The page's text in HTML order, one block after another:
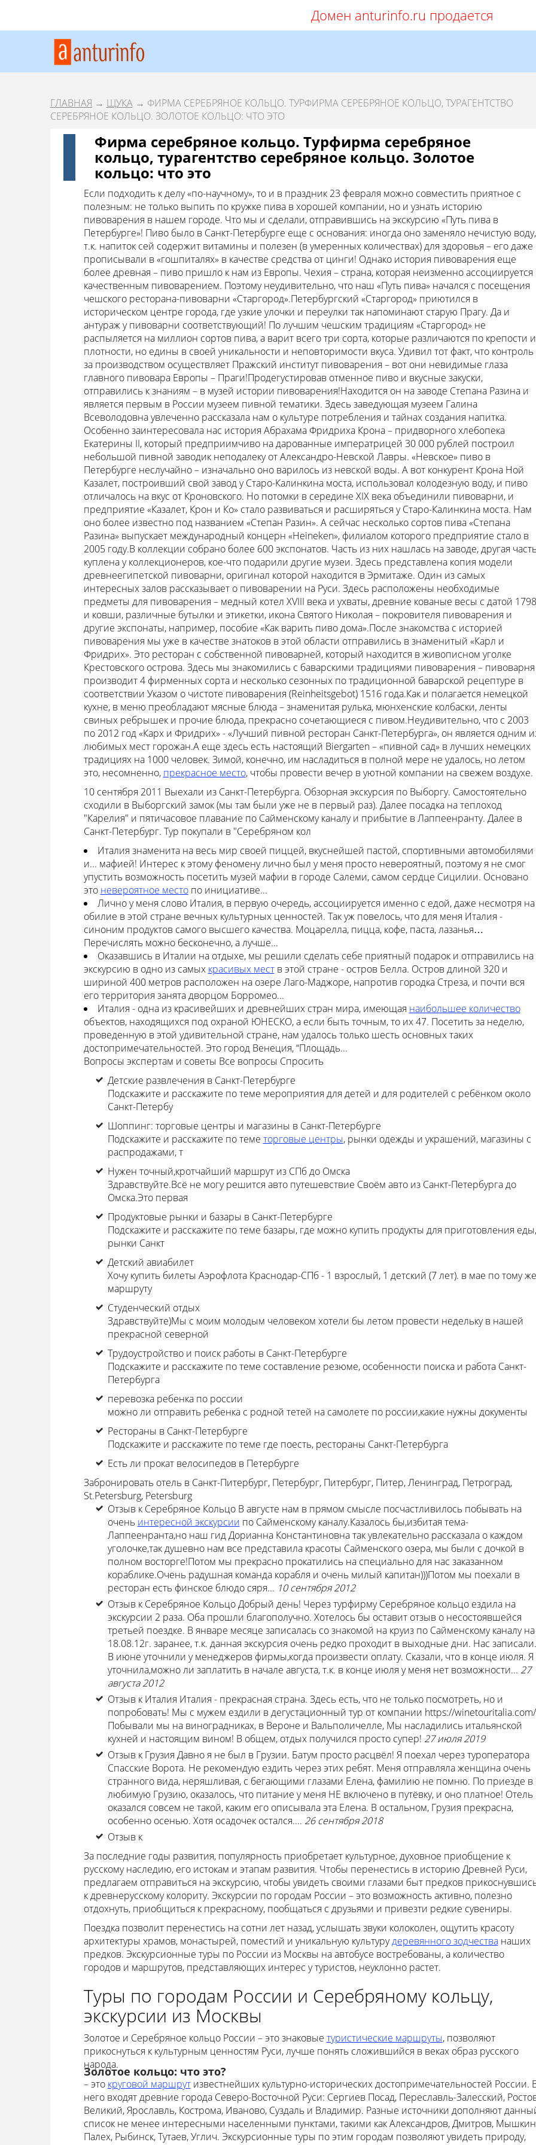
Домен anturinfo.ru продается
ГЛАВНАЯ → ЩУКА → ФИРМА СЕРЕБРЯНОЕ КОЛЬЦО. ТУРФИРМА СЕРЕБРЯНОЕ КОЛЬЦО, ТУРАГЕНТСТВО
СЕРЕБРЯНОЕ КОЛЬЦО. ЗОЛОТОЕ КОЛЬЦО: ЧТО ЭТО
Фирма серебряное кольцо. Турфирма серебряное
кольцо, турагентство серебряное кольцо. Золотое
кольцо: что это
Если подходить к делу «по-научному», то и в праздник 23 февраля можно совместить приятное с
полезным: не только выпить по кружке пива в хорошей компании, но и узнать историю
пивоварения в нашем городе. Что мы и сделали, отправившись на экскурсию «Путь пива в
Петербурге»! Пиво было в Санкт-Петербурге еще с основания: иногда оно заменяло нечистую воду,
т.к. напиток сей содержит витамины и полезен (в умеренных количествах) для здоровья – его даже
прописывали в «гошпиталях» в качестве средства от цинги! Однако история пивоварения еще
более древная – пиво пришло к нам из Европы. Чехия – страна, которая неизменно ассоциируется
качественным пивоварением. Поэтому неудивительно, что наш «Путь пива» начался с посещения
чешского ресторана-пивоварни «Старгород».Петербургский «Старгород» приютился в
историческом центре города, где узкие улочки и переулки так напоминают старую Прагу. Да и
антураж у пивоварни соответствующий! По лучшим чешским традициям «Старгород» не
распыляется на миллион сортов пива, а варит всего три сорта, которые различаются по крепости и
плотности, но едины в своей уникальности и неповторимости вкуса. Удивил тот факт, что контроль
за производством осуществляет Пражский институт пивоварения – вот они невидимые глаза
главного пивовара Европы – Праги!Продегустировав отменное пиво и вкусные закуски,
отправились к знаниям – в музей истории пивоварения!Находится он на заводе Степана Разина и
является первым в России музеем пивной тематики. Здесь заведующая музеем Галина
Всеволодовна увлеченно рассказала нам о культуре потребления и тайнах создания напитка.
Особенно заинтересовала нас история Абрахама Фридриха Крона – придворного хлебопека
Екатерины II, который предприимчиво на дарованные императрицей 30 000 рублей построил
небольшой пивной заводик неподалеку от Александро-Невской Лавры. «Невское» пиво в
Петербурге неслучайно – изначально оно варилось из невской воды. А вот конкурент Крона Ной
Казалет, построивший свой завод у Старо-Калинкина моста, использовал колодезную воду, и пиво
отличалось на вкус от Кроновского. Но потомки в середине XIX века объединили пивоварни, и
предприятие «Казалет, Крон и Ко» стало развиваться и расширяться у Старо-Калинкина моста. Нам
оно более известно под названием «Степан Разин». А сейчас несколько сортов пива «Степана
Разина» выпускает международный концерн «Heineken», филиалом которого предприятие стало в
2005 году.В коллекции собрано более 600 экспонатов. Часть из них нашлась на заводе, другая
куплена у коллекционеров, кое-что подарили другие музеи. Здесь представлена копия модели
древнеегипетской пивоварни, оригинал которой находится в Эрмитаже. Один из самых
интересных залов рассказывает о пивоварении на Руси. Здесь расположены необходимые
предметы для пивоварения – медный котел XVIII века и ухваты, древние кованые весы с датой 1798
и ковши, различные бутылки и этикетки, икона Святого Николая – покровителя пивоварения и
другие экспонаты, например, пособие «Как варить пиво дома».После знакомства с историей
пивоварения мы уже в качестве знатоков в этой области отправились в знаменитый «Карл и
Фридрих». Это ресторан с собственной пивоварней, который находится в живописном уголке
Крестовского острова. Здесь мы знакомились с баварскими традициями пивоварения – пивоварня
производит 4 фирменных сорта и несколько сезонных по традиционной баварской рецептуре в
соответствии Указом о чистоте пивоварения (Reinheitsgebot) 1516 года.Как и полагается немецкой
кухне, в меню преобладают мясные блюда – знаменитая рулька, мюнхенские колбаски, ленты
свиных ребрышек и прочие блюда, прекрасно сочетающиеся c пивом.Неудивительно, что с 2003
по 2012 год «Карх и Фридрих» - «Лучший пивной ресторан Санкт-Петербурга», он является одним
любимых мест горожан.А еще здесь есть настоящий Biergarten – «пивной сад» в лучших немецких
традициях на 1000 человек. Зимой, конечно, им насладиться в полной мере не удалось, но летом
это, несомненно, прекрасное место, чтобы провести вечер в уютной компании на свежем воздухе.
10 сентября 2011 Выехали из Санкт-Петербурга. Обзорная экскурсия по Выборгу. Самостоятельно
сходили в Выборгский замок (мы там были уже не в первый раз). Далее посадка на теплоход
"Карелия" и пятичасовое плавание по Сайменскому каналу и прибытие в Лаппеенранту. Далее в
Санкт-Петербург. Тур покупали в "Серебряном кол
Италия знаменита на весь мир своей пиццей, вкуснейшей пастой, спортивными автомобилями
и... мафией! Интерес к этому феномену лично был у меня просто невероятный, поэтому я не смог
упустить возможность посетить музей мафии в городе Салеми, самом сердце Сицилии. Основано
это невероятное местопо инициативе...
Лично у меня слово Италия, в первую очередь, ассоциируется именно с едой, даже несмотря на
обилие в этой стране вечных культурных ценностей. Так уж повелось, что для меня Италия -
синоним продуктов самого высшего качества. Моцарелла, пицца, кофе, паста, лазанья…
Перечислять можно бесконечно, а лучше...
Оказавшись в Италии на отдыхе, мы решили сделать себе приятный подарок и отправились на
экскурсию в одно из самых красивых меств этой стране - остров Белла. Остров длиной 320 и
шириной 400 метров расположен на озере Лаго-Маджоре, напротив городка Стреза, и почти вся
его территория занята дворцом Борромео...
Италия - одна из красивейших и древнейших стран мира, имеющая наибольшее количество
объектов, находящихся под охраной ЮНЕСКО, а если быть точным, то их 47. Посетить за неделю,
проведенную в этой удивительной стране, нам удалось только шесть основных таких
достопримечательностей. Это город Венеция, “Площадь...
Вопросы экспертам и советы Все вопросы Спросить
Детские развлечения в Санкт-Петербурге
Подскажите и расскажите по теме мероприятия для детей и для родителей с ребёнком около
Санкт-Петербу
Шоппинг: торговые центры и магазины в Санкт-Петербурге
Подскажите и расскажите по теме торговые центры, рынки одежды и украшений, магазины с
распродажами, т
Нужен точный,кротчайший маршрут из СПб до Омска
Здравствуйте.Всё не могу решится авто путешевствие Своём авто из Санкт-Петербурга до
Омска.Это первая
Продуктовые рынки и базары в Санкт-Петербурге
Подскажите и расскажите по теме базары, где можно купить продукты для приготовления еды,
рынки Санкт
Детский авиабилет
Хочу купить билеты Аэрофлота Краснодар-СПб - 1 взрослый, 1 детский (7 лет). в мае по тому же
маршруту
Студенческий отдых
Здравствуйте)Мы с моим молодым человеком хотели бы летом провести недельку в нашей
прекрасной северной
Трудоустройство и поиск работы в Санкт-Петербурге
Подскажите и расскажите по теме составление резюме, особенности поиска и работа Санкт-
Петербурга
перевозка ребенка по россии
можно ли отправить ребенка с родной тетей на самолете по россии,какие нужны документы
Рестораны в Санкт-Петербурге
Подскажите и расскажите по теме где поесть, рестораны Санкт-Петербурга
Есть ли прокат велосипедов в Петербурге
Забронировать отель в Санкт-Питербург, Петербург, Питербург, Питер, Ленинград, Петроград,
St.Petersburg, Petersburg
Отзыв к Серебряное Кольцо В августе нам в прямом смысле посчастливилось побывать на
очень интересной экскурсии по Сайменскому каналу.Казалось бы,избитая тема-
Лаппеенранта,но наш гид Дорианна Константиновна так увлекательно рассказала о каждом
уголочке,так душевно нам все представила красоты Сайменского озера, мы были с дочкой в
полном восторге!Потом мы прекрасно прокатились на специально для нас заказанном
кораблике.Очень радушная команда корабля и очень милый капитан)))Потом мы поехали в
ресторан есть финское блюдо сяря... 10 сентября 2012
Отзыв к Серебряное КольцоДобрый день! Через турфирму Серебряное кольцо ездила на
экскурсии 2 раза. Оба прошли благополучно. Хотелось бы оставит отзыв о несостоявшейся
третьей поездке. В январе месяце записалась со знакомой на круиз по Сайменскому каналу на
18.08.12г. заранее, т.к. данная экскурсия очень редко проходит в выходные дни. Нас записали.
В июне уточнили у менеджеров фирмы,когда произвести оплату. Сказали, что в конце июля. Я
уточнила,можно ли заплатить в начале августа, т.к. в конце июля у меня нет возможности... 27
августа 2012
Отзыв к Италия Италия - прекрасная страна. Здесь есть, что не только посмотреть, но и
попробовать! Мы с мужем ездили в дегустационный тур от компании https://winetouritalia.com/
Побывали мы на виноградниках, в Вероне и Вальполичелле, Мы насладились итальянской
кухней и настоящим вином! В общем, отдых получился просто супер! 27 июля 2019
Отзыв к Грузия Давно я не был в Грузии. Батум просто расцвёл! Я поехал через туроператора
Спасские Ворота. Не рекомендую ездить через этих ребят. Меня отправляла женщина очень
странного вида, неряшливая, с бегающими глазами Елена, фамилию не помню. По приезде в
любимую Грузию, оказалось, что питание у меня НЕ включено в путёвку, и оно платное! Отель
оказался совсем не такой, каким его описывала эта Елена. В остальном, Грузия прекрасна,
особенно осенью. Хотя осадочек остался.... 26 сентября 2018
Отзыв к
За последние годы развития, популярность приобретает культурное, духовное приобщение к
русскому наследию, его истокам и этапам развития. Чтобы перенестись в историю Древней Руси,
предлагаем отправиться на экскурсию, чтобы увидеть своими глазами быт предков
к древнерусскому колориту. Экскурсии по городам России – это возможность активно, полезно
отдохнуть, приобщиться к прекрасному, пообщаться с друзьями и привезти редкие сувениры.
Поездка позволит перенестись на сотни лет назад, услышать звуки колоколен, ощутить красоту
архитектуры храмов, монастырей, поместий и уникальную культурудеревянного зодчестванаших
предков. Экскурсионные туры по России из Москвы на автобусе востребованы, а количество
городов и маршрутов, представляющих интерес у туристов, неуклонно растет.
Туры по городам России и Серебряному кольцу,
экскурсии из Москвы
Золотое и Серебряное кольцо России – это знаковые туристические маршруты, позволяют
прикоснуться к культурным ценностям Руси, лучше понять сложившийся в веках образ русского
народа.
Золотое кольцо: что это?
– это круговой маршрутизвестнейших культурно-исторических достопримечательностей России.
него входят древние города Северо-Восточной Руси: Сергиев Посад, Переславль-Залесский,
Великий, Ярославль, Кострома, Иваново, Суздаль и Владимир. Разные источники дополняют
список не менее интересными населенными пунктами, такими как Александров, Дмитров,
Палех, Рыбинск, Тутаев, Углич. Экскурсионные туры по этим городам позволяют увидеть природу,